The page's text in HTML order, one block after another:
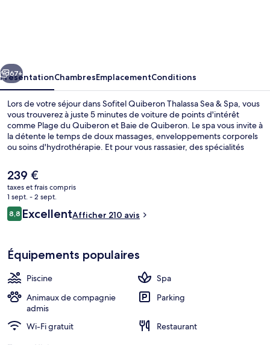
&
Spa
Suivant
67+
PrésentationChambresEmplacementConditions
Lors de votre séjour dans Sofitel Quiberon Thalassa Sea & Spa, vous
vous trouverez à juste 5 minutes de voiture de points d'intérêt
comme Plage du Quiberon et Baie de Quiberon. Le spa vous invite à
la détente le temps de doux massages, enveloppements corporels
ou soins d'hydrothérapie. Et pour vous rassasier, des spécialités
qui est ouvert à l'heure du petit déjeuner, du déjeuner et du dîner.
Cet hôtel de luxe abrite en outre 2 bars/lounges, une piscine
couverte et une salle de fitness.
Le
prix
actuel
est
de
239 €
taxes et frais compris
1 sept. - 2 sept.
Avis
voyageurs
8,88,8 sur 10
ExcellentAfficher 210 avis
Équipements populaires
Piscine
Spa
Animaux de compagnie
admis
Parking
Wi-Fi gratuit
Restaurant